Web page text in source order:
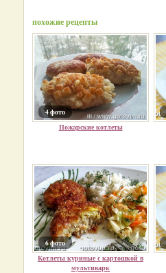
похожие рецепты
4 фото
Пожарские котлеты
6 фото
Котлеты куриные с картошкой в
мультиварк